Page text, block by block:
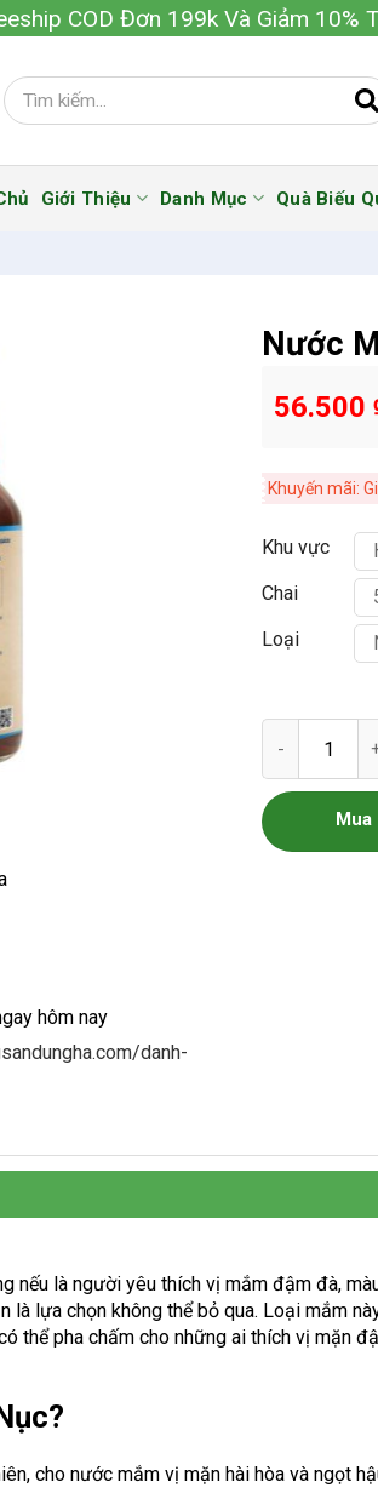
COD Đơn 199k Và Giảm 10%
Giới Thiệu Danh Mục Quà Biếu
hôm nay
danh-
Nước
56.500
Khuyến mãi:
Khu vực
Chai
Loại
Nước Mắm
Mua
nếu là người yêu thích vị mắm đậm đà,
là lựa chọn không thể bỏ qua. Loại mắm
thể pha chấm cho những ai thích vị mặn
cho nước mắm vị mặn hài hòa và ngọt